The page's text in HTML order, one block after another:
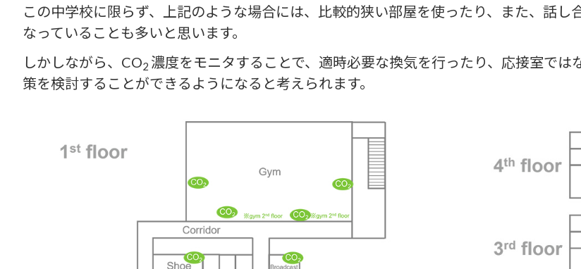
この中学校に限らず、上記のような場合には、比較的狭い部屋を使ったり、また、話
なっていることも多いと思います。
しかしながら、CO2 濃度をモニタすることで、適時必要な換気を行ったり、応接室で
策を検討することができるようになると考えられます。